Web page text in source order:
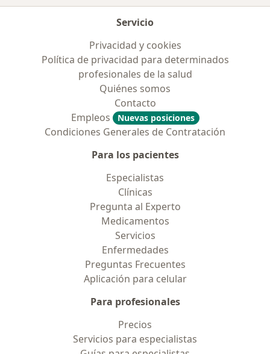
Servicio
Privacidad y cookies
Política de privacidad para determinados
profesionales de la salud
Quiénes somos
Contacto
Empleos
Nuevas posiciones
Condiciones Generales de Contratación
Para los pacientes
Especialistas
Clínicas
Pregunta al Experto
Medicamentos
Servicios
Enfermedades
Preguntas Frecuentes
Aplicación para celular
Para profesionales
Precios
Servicios para especialistas